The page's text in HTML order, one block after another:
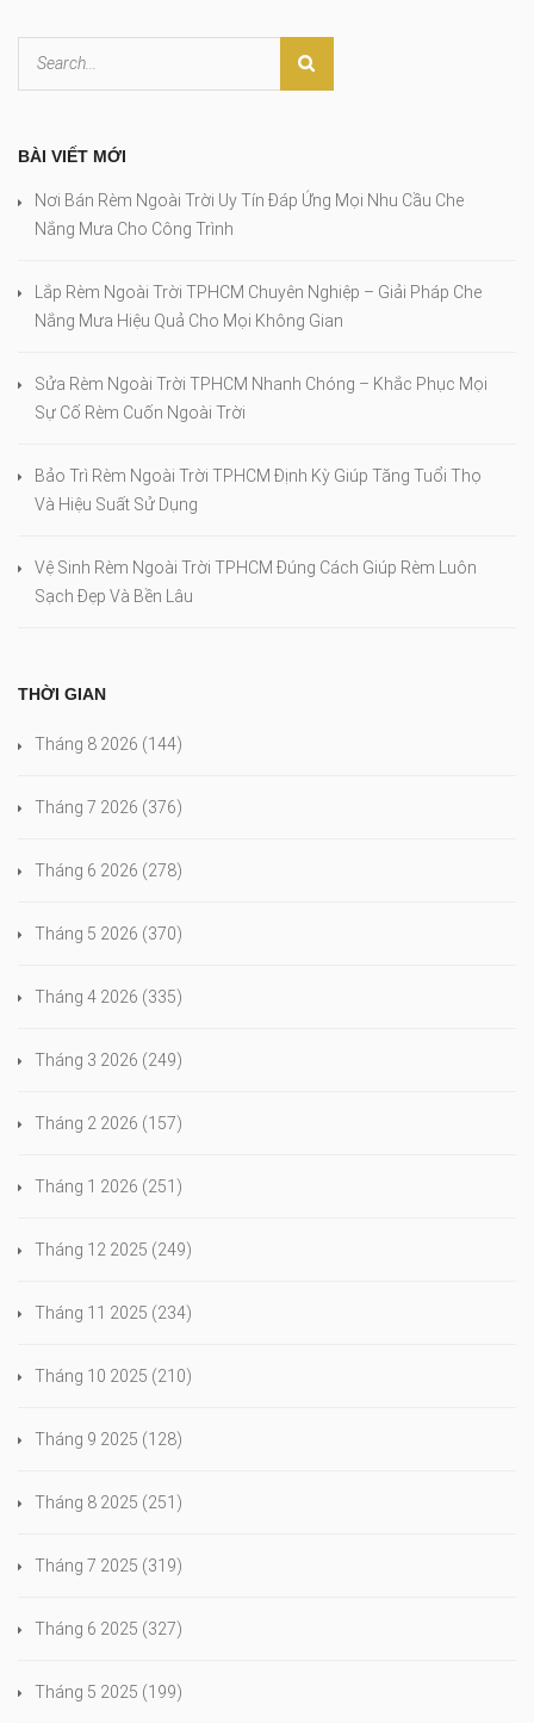
BÀI VIẾT MỚI
Nơi Bán Rèm Ngoài Trời Uy Tín Đáp Ứng Mọi Nhu Cầu Che
Nắng Mưa Cho Công Trình
Lắp Rèm Ngoài Trời TPHCM Chuyên Nghiệp – Giải Pháp Che
Nắng Mưa Hiệu Quả Cho Mọi Không Gian
Sửa Rèm Ngoài Trời TPHCM Nhanh Chóng – Khắc Phục Mọi
Sự Cố Rèm Cuốn Ngoài Trời
Bảo Trì Rèm Ngoài Trời TPHCM Định Kỳ Giúp Tăng Tuổi Thọ
Và Hiệu Suất Sử Dụng
Vệ Sinh Rèm Ngoài Trời TPHCM Đúng Cách Giúp Rèm Luôn
Sạch Đẹp Và Bền Lâu
THỜI GIAN
Tháng 8 2026 (144)
Tháng 7 2026 (376)
Tháng 6 2026 (278)
Tháng 5 2026 (370)
Tháng 4 2026 (335)
Tháng 3 2026 (249)
Tháng 2 2026 (157)
Tháng 1 2026 (251)
Tháng 12 2025 (249)
Tháng 11 2025 (234)
Tháng 10 2025 (210)
Tháng 9 2025 (128)
Tháng 8 2025 (251)
Tháng 7 2025 (319)
Tháng 6 2025 (327)
Tháng 5 2025 (199)